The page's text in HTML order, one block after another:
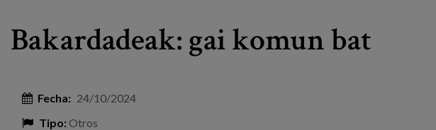
Bakardadeak: gai komun bat
Fecha: 24/10/2024
Tipo:Otros